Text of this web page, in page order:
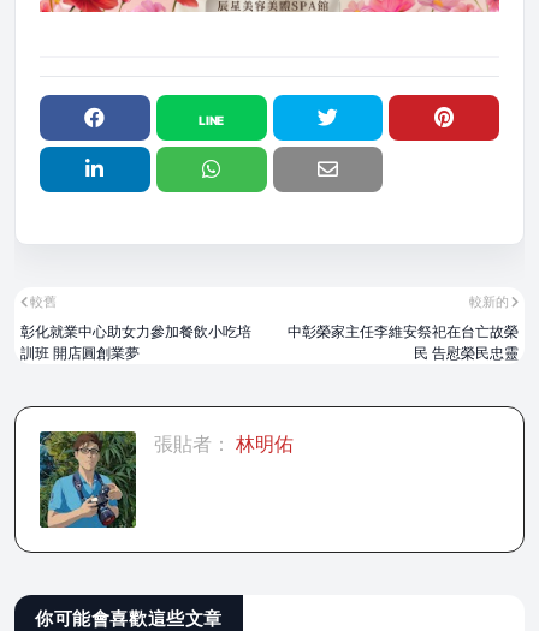
較新的
中彰榮家主任李維安祭祀在台亡故榮
民 告慰榮民忠靈
較舊
彰化就業中心助女力參加餐飲小吃培
訓班 開店圓創業夢
張貼者： 林明佑
你可能會喜歡這些文章